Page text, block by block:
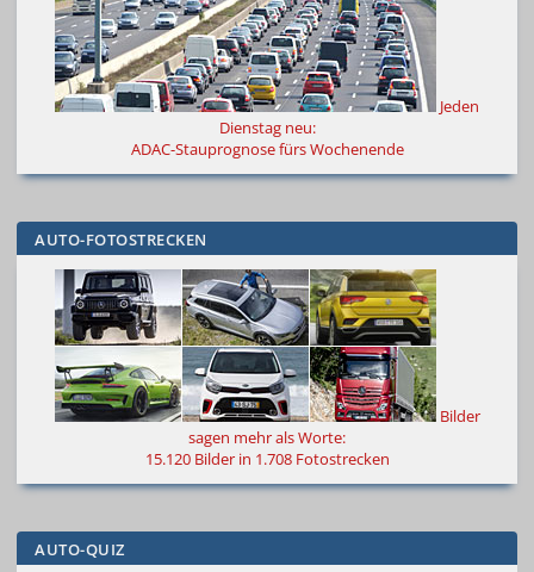
Jeden
Dienstag neu:
ADAC-Stauprognose fürs Wochenende
AUTO-FOTOSTRECKEN
Bilder
sagen mehr als Worte:
15.120 Bilder in 1.708 Fotostrecken
AUTO-QUIZ